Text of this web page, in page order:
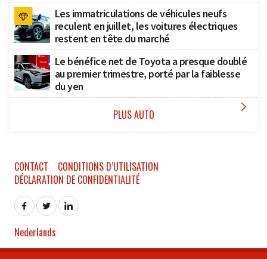
Les immatriculations de véhicules neufs
reculent en juillet, les voitures électriques
restent en tête du marché
Le bénéfice net de Toyota a presque doublé
au premier trimestre, porté par la faiblesse
du yen
PLUS AUTO 
CONTACT
CONDITIONS D’UTILISATION
DÉCLARATION DE CONFIDENTIALITÉ
Nederlands